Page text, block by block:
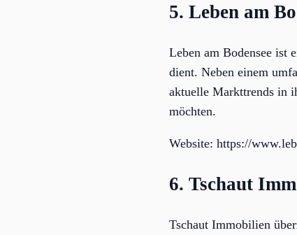
5. Leben am
Leben am Bodensee ist
dient. Neben einem
aktuelle Markttrends in
möchten.
Website: https://
6. Tschaut
Tschaut Immobilien